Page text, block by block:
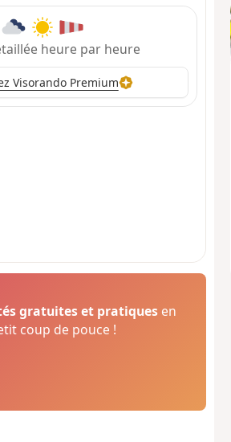
heure par heure
Visorando Premium
gratuites et pratiques en
coup de pouce !